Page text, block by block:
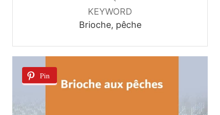
KEYWORD
Brioche, pêche
Pin